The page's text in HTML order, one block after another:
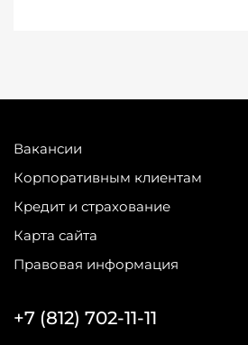
Вакансии
Корпоративным клиентам
Кредит и страхование
Карта сайта
Правовая информация
+7 (812) 702-11-11